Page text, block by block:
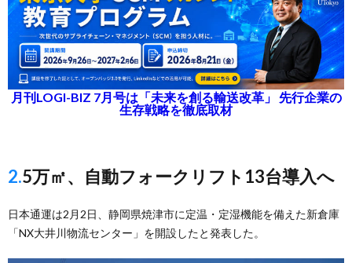
月刊LOGI-BIZ 7月号は「未来を創る輸送改革」 先行企業の
生存戦略を徹底取材
2.5万㎡、自動フォークリフト13台導入へ
日本通運は2月2日、静岡県焼津市に定温・定湿機能を備えた新倉庫
「NX大井川物流センター」を開設したと発表した。